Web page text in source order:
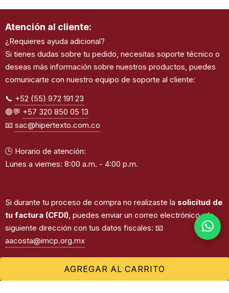
AGREGAR AL CARRITO
Atención al cliente:
¿Requieres ayuda adicional?
Si tienes dudas sobre tu pedido, necesitas soporte técnico o
deseas más información sobre nuestros productos, puedes
comunicarte con nuestro equipo de soporte al cliente:
📞 +52 (55) 972 191 23
🟢💬 +57 320 850 05 13
📧 sac@hipertexto.com.co
🕒 Horario de atención:
Lunes a viernes: 8:00 a.m. - 4:00 p.m.
Si durante tu proceso de compra no realizaste la solicitud de
tu factura (CFDI), puedes enviar un correo electrónico a la
siguiente dirección con tus datos fiscales: 📧
aacosta@imcp.org.mx
Instituto Mexicano de Contadores Públicos.